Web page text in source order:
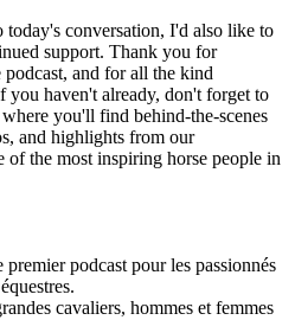
conversation, I'd also like to
support. Thank you for
and for all the kind
you haven't already, don't forget to
you'll find behind-the-scenes
and highlights from our
of the most inspiring horse people in
podcast pour les passionnés
cavaliers, hommes et femmes